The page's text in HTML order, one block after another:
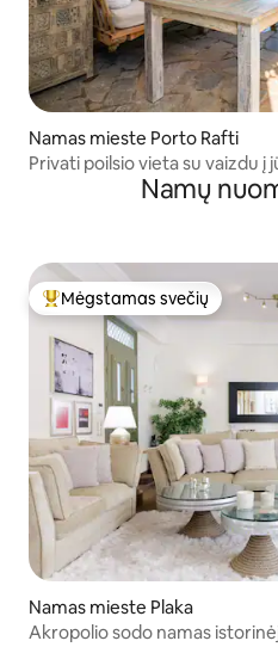
Namas mieste Porto Rafti
Privati poilsio vieta su vaizdu į
sūkurine voniaNamų
Svečių mėgstamiausias
Mėgstamas svečių
Namas mieste Plaka
Akropolio sodo namas